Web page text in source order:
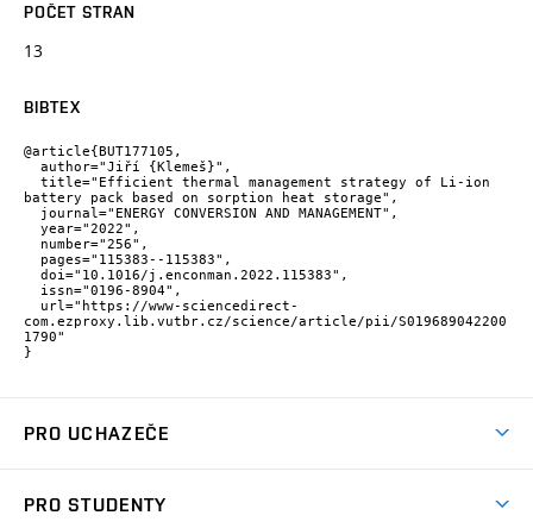
POČET STRAN
13
BIBTEX
@article{BUT177105,
battery pack based on sorption heat storage",
com.ezproxy.lib.vutbr.cz/science/article/pii/S019689042200
1790"
}
PRO UCHAZEČE
PRO STUDENTY